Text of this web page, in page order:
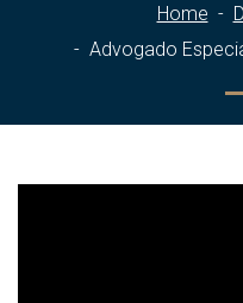
Home
Advogado